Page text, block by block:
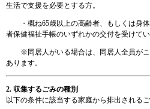
生活で支援を必要とする方。
・概ね65歳以上の高齢者、もしくは身体
者保健福祉手帳のいずれかの交付を受けてい
※同居人がいる場合は、同居人全員がこ
あります。
2. 収集するごみの種別
以下の条件に該当する家庭から排出される